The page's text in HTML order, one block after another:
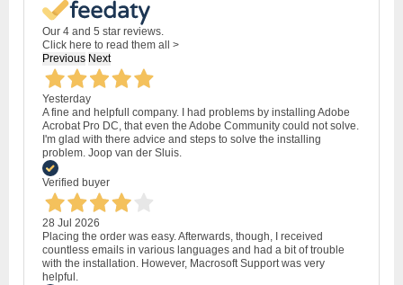
Our 4 and 5 star reviews.
Click here to read them all >
Previous Next
Yesterday
A fine and helpfull company. I had problems by installing Adobe
Acrobat Pro DC, that even the Adobe Community could not solve.
I'm glad with there advice and steps to solve the installing
problem. Joop van der Sluis.
Verified buyer
28 Jul 2026
Placing the order was easy. Afterwards, though, I received
countless emails in various languages and had a bit of trouble
with the installation. However, Macrosoft Support was very
helpful.